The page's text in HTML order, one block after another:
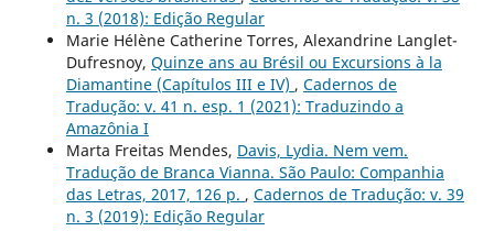
n. 3 (2018): Edição Regular
Marie Hélène Catherine Torres, Alexandrine Langlet-
Dufresnoy, Quinze ans au Brésil ou Excursions à la
Diamantine (Capítulos III e IV) , Cadernos de
Tradução: v. 41 n. esp. 1 (2021): Traduzindo a
Amazônia I
Marta Freitas Mendes, Davis, Lydia. Nem vem.
Tradução de Branca Vianna. São Paulo: Companhia
das Letras, 2017, 126 p. , Cadernos de Tradução: v. 39
n. 3 (2019): Edição Regular